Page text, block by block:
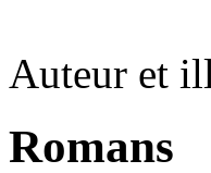
Auteur et
Romans